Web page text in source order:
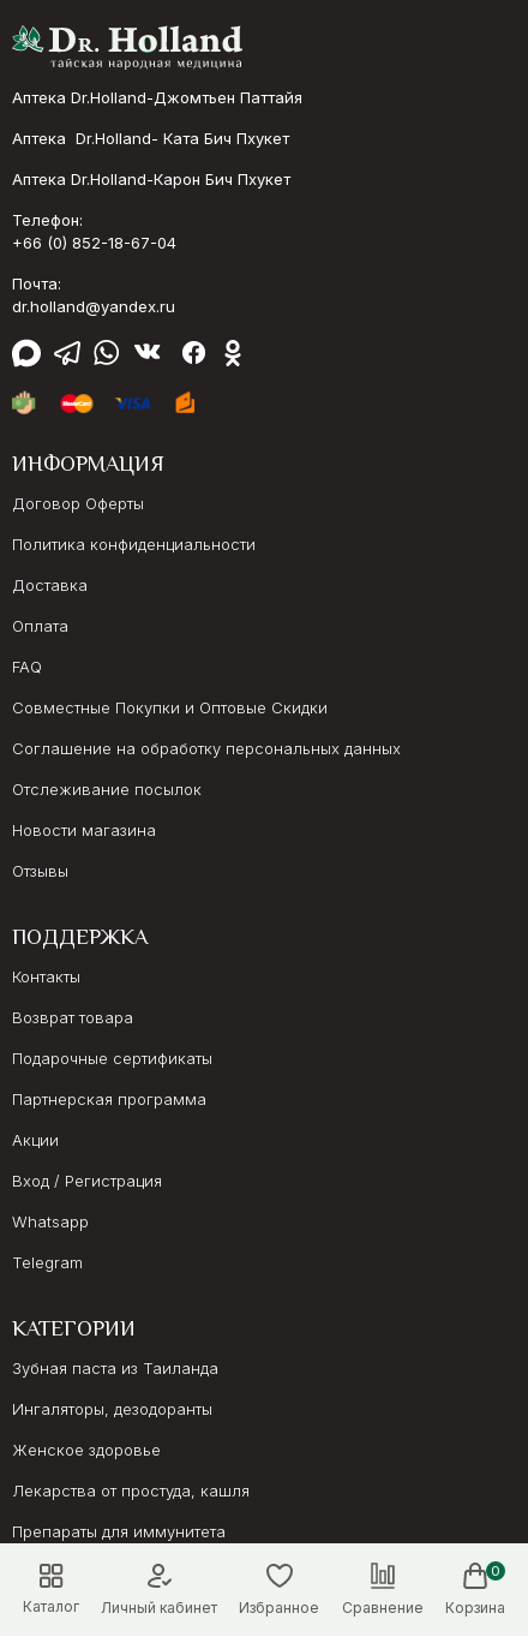
Каталог Личный кабинет Избранное Сравнение
0
Корзина
Аптека Dr.Holland-Джомтьен Паттайя
Аптека Dr.Holland- Ката Бич Пхукет
Аптека Dr.Holland-Карон Бич Пхукет
Телефон:
+66 (0) 852-18-67-04
Почта:
dr.holland@yandex.ru
ИНФОРМАЦИЯ
Договор Оферты
Политика конфиденциальности
Доставка
Оплата
FAQ
Совместные Покупки и Оптовые Скидки
Соглашение на обработку персональных данных
Отслеживание посылок
Новости магазина
Отзывы
ПОДДЕРЖКА
Контакты
Возврат товара
Подарочные сертификаты
Партнерская программа
Акции
Вход / Регистрация
Whatsapp
Telegram
КАТЕГОРИИ
Зубная паста из Таиланда
Ингаляторы, дезодоранты
Женское здоровье
Лекарства от простуда, кашля
Препараты для иммунитета
Онкология, суставы